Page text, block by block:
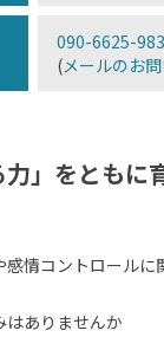
090-6625-
(メールのお
」をともに
情コントロールに
はありませんか